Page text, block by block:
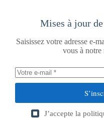
Mises à jour
Saisissez votre adresse e-
vous à notre
J’accepte la